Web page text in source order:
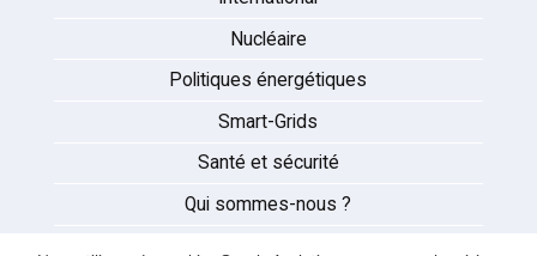
Nucléaire
Politiques énergétiques
Smart-Grids
Santé et sécurité
Qui sommes-nous ?